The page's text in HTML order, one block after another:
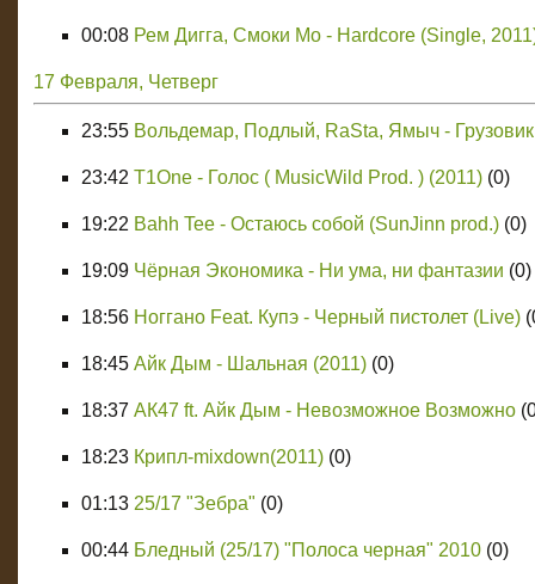
00:08 Рем Дигга, Смоки Мо - Hardcore (Single,
17 Февраля, Четверг
23:55 Вольдемар, Подлый, RaSta, Ямыч - Грузовик
23:42 T1One - Голос ( MusicWild Prod. ) (2011) (0)
19:22 Bahh Tee - Остаюсь собой (SunJinn prod.) (0)
19:09 Чёрная Экономика - Ни ума, ни фантазии (0)
18:56 Ноггано Feat. Купэ - Черный пистолет (Live)
18:45 Айк Дым - Шальная (2011) (0)
18:37 АК47 ft. Айк Дым - Невозможное Возможно
18:23 Крипл-mixdown(2011) (0)
01:13 25/17 "Зебра" (0)
00:44 Бледный (25/17) "Полоса черная" 2010 (0)